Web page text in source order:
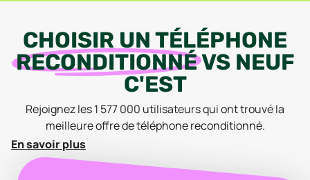
CHOISIR UN TÉLÉPHONE
RECONDITIONNÉVS NEUF
C'EST
Rejoignez les1 577 000 utilisateurs qui ont trouvé la
meilleure offrede téléphone reconditionné.
En savoir plus